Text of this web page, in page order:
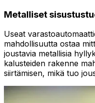
Metalliset
Useat
mahdollisuutta ostaa
joustavia metallisia
kalusteiden rakenne
siirtämisen, mikä tuo